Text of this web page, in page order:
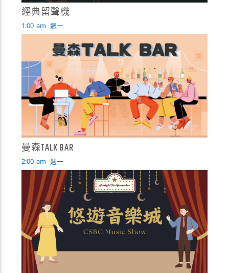
經典留聲機
1:00 am 週一
曼森TALK BAR
2:00 am 週一